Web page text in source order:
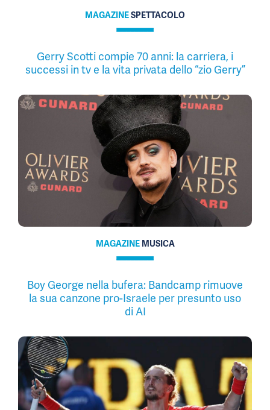
MAGAZINESPETTACOLO
Gerry Scotti compie 70 anni: la carriera, i
successi in tv e la vita privata dello “zio Gerry”
MAGAZINE MUSICA
Boy George nella bufera: Bandcamp rimuove
la sua canzone pro-Israele per presunto uso
di AI